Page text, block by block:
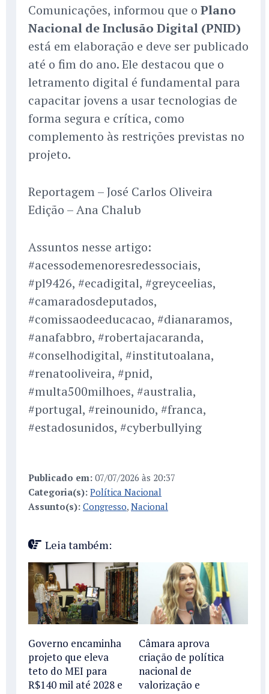
Comunicações, informou que o Plano
Nacional de Inclusão Digital (PNID)
está em elaboração e deve ser publicado
até o fim do ano. Ele destacou que o
letramento digital é fundamental para
capacitar jovens a usar tecnologias de
forma segura e crítica, como
complemento às restrições previstas no
projeto.
Reportagem – José Carlos Oliveira
Edição – Ana Chalub
Assuntos nesse artigo:
#acessodemenoresredessociais,
#pl9426, #ecadigital, #greyceelias,
#camaradosdeputados,
#comissaodeeducacao, #dianaramos,
#anafabbro, #robertajacaranda,
#conselhodigital, #institutoalana,
#renatooliveira, #pnid,
#multa500milhoes, #australia,
#portugal, #reinounido, #franca,
#estadosunidos, #cyberbullying
Publicado em: 07/07/2026 às 20:37
Categoria(s): Política Nacional
Assunto(s): Congresso, Nacional
Leia também:
Governo encaminha
projeto que eleva
teto do MEI para
R$140 mil até 2028 e
Câmara aprova
criação de política
nacional de
valorização e